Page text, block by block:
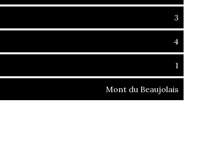
3
4
1
Mont du Beaujolais